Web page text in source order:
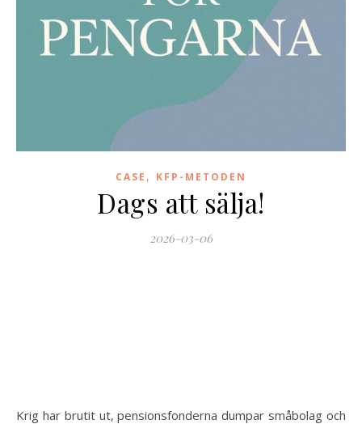
CASE , KFP-METODEN
Dags att sälja!
2026-03-06
Krig har brutit ut, pensionsfonderna dumpar småbolag och